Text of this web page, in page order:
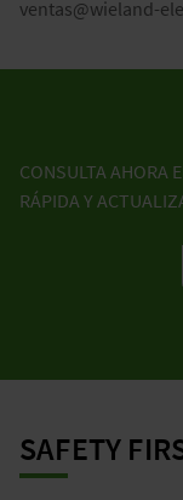
ventas@wieland-
CONSULTA AHORA
RÁPIDA Y
SAFETY